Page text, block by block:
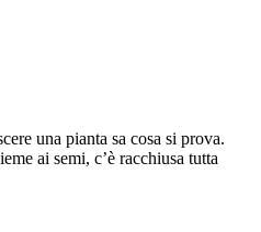
una pianta sa cosa si prova.
ai semi, c’è racchiusa tutta